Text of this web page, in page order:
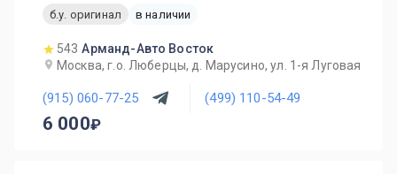
б.у. оригинал
в наличии
543 Арманд-Авто Восток
Москва, г.о. Люберцы, д. Марусино, ул. 1-я Луговая
(915) 060-77-25 (499) 110-54-49
6 000